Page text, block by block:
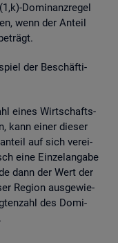
Do­mi­nanz­re­gel
wenn der An­teil
der Be­schäf­ti­
eines Wirt­schafts­
kann einer die­ser
auf sich ver­ei­
eine Ein­zel­an­ga­be
dann der Wert der
Re­gi­on aus­ge­wie­
des Do­mi­